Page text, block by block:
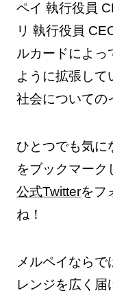
ペイ 執行役員
リ 執行役員
ルカードによっ
ように拡張して
社会についての
ひとつでも気に
をブックマーク
公式Twitterをフ
ね！
メルペイなら
レンジを広く